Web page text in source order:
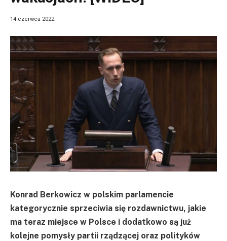
14 czerwca 2022
Konrad Berkowicz w polskim parlamencie
kategorycznie sprzeciwia się rozdawnictwu, jakie
ma teraz miejsce w Polsce i dodatkowo są już
kolejne pomysły partii rządzącej oraz polityków